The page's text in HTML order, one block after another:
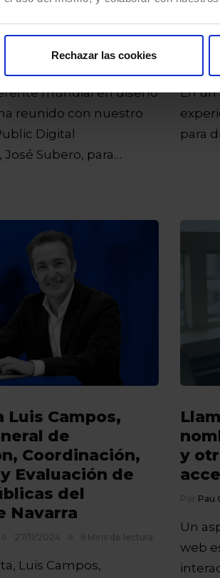
Rechazar las cookies
con Lou Downe
mundial en diseño
reunido con nuestro
Digital
Subero, para…
En un
para
Luis Campos,
de
Coordinación,
Evaluación de
del
Navarra
27/11/2024 6 Mins de lectura
Luis Campos,
y
Por Pau
Un
web